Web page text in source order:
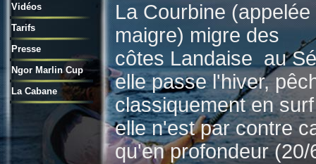
Vidéos
Tarifs
Presse
Ngor Marlin Cup
La Cabane
La Courbine
maigre) migre des
côtes Landaise au
elle passe l'hiver,
classiquement en
elle n'est par contre
qu'en profondeur (20/